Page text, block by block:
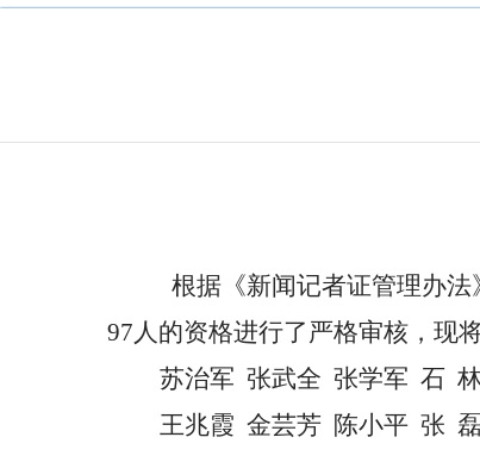
根据《新闻记者证管理办
97人的资格进行了严格审核，现
苏治军 张武全 张学军 石
王兆霞 金芸芳 陈小平 张 磊